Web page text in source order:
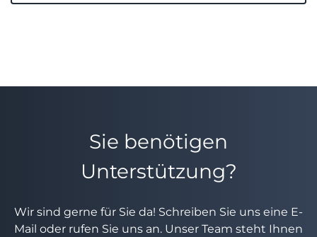
Sie benötigen
Unterstützung?
Wir sind gerne für Sie da! Schreiben Sie uns eine E-
Mail oder rufen Sie uns an. Unser Team steht Ihnen